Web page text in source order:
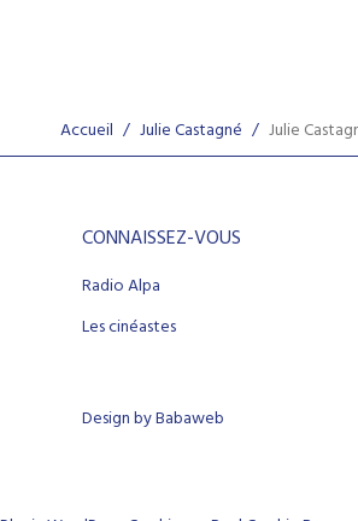
Accueil / Julie Castagné / Julie
CONNAISSEZ-VOUS
Radio Alpa
Les cinéastes
Design by Babaweb